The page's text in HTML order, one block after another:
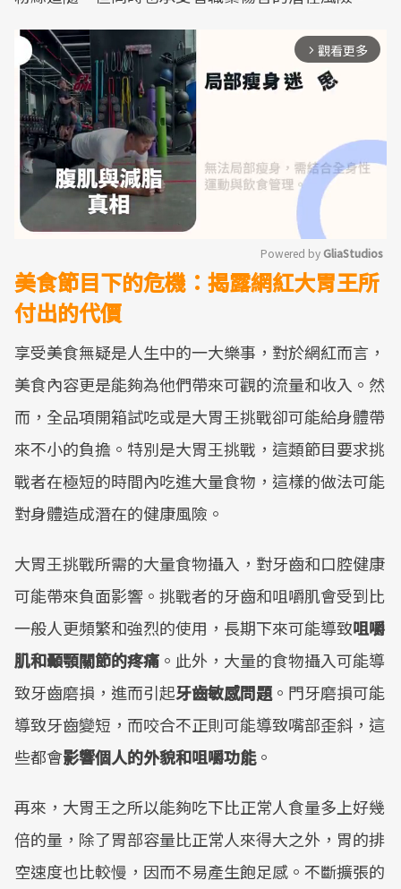
arrow_forward_ios 觀看更多
Mute
Powered by GliaStudios
美食節目下的危機：揭露網紅大胃王所
付出的代價
享受美食無疑是人生中的一大樂事，對於網紅而言，
美食內容更是能夠為他們帶來可觀的流量和收入。然
而，全品項開箱試吃或是大胃王挑戰卻可能給身體帶
來不小的負擔。特別是大胃王挑戰，這類節目要求挑
戰者在極短的時間內吃進大量食物，這樣的做法可能
對身體造成潛在的健康風險。
大胃王挑戰所需的大量食物攝入，對牙齒和口腔健康
可能帶來負面影響。挑戰者的牙齒和咀嚼肌會受到比
一般人更頻繁和強烈的使用，長期下來可能導致咀嚼
肌和顳顎關節的疼痛 。此外，大量的食物攝入可能導
致牙齒磨損，進而引起牙齒敏感問題。門牙磨損可能
導致牙齒變短，而咬合不正則可能導致嘴部歪斜，這
些都會影響個人的外貌和咀嚼功能。
再來，大胃王之所以能夠吃下比正常人食量多上好幾
倍的量，除了胃部容量比正常人來得大之外，胃的排
空速度也比較慢，因而不易產生飽足感。不斷擴張的